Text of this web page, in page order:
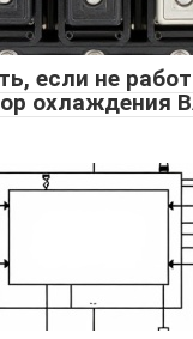
если не
охлаждения